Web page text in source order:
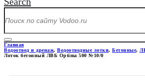
Главная
Водоотвод и дренаж, Водоотводные лотки, Бетонные,
Лоток бетонный ЛВБ Optima 500 №10/0